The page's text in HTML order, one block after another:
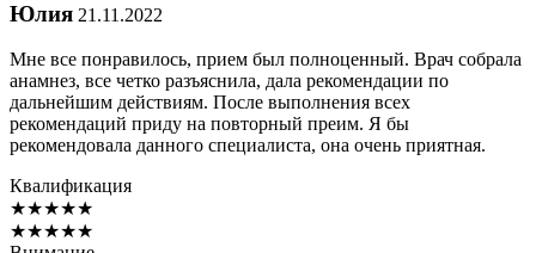
Юлия 21.11.2022
Мне все понравилось, прием был полноценный. Врач собрала
анамнез, все четко разъяснила, дала рекомендации по
дальнейшим действиям. После выполнения всех
рекомендаций приду на повторный преим. Я бы
рекомендовала данного специалиста, она очень приятная.
Квалификация
★★★★★
★★★★★